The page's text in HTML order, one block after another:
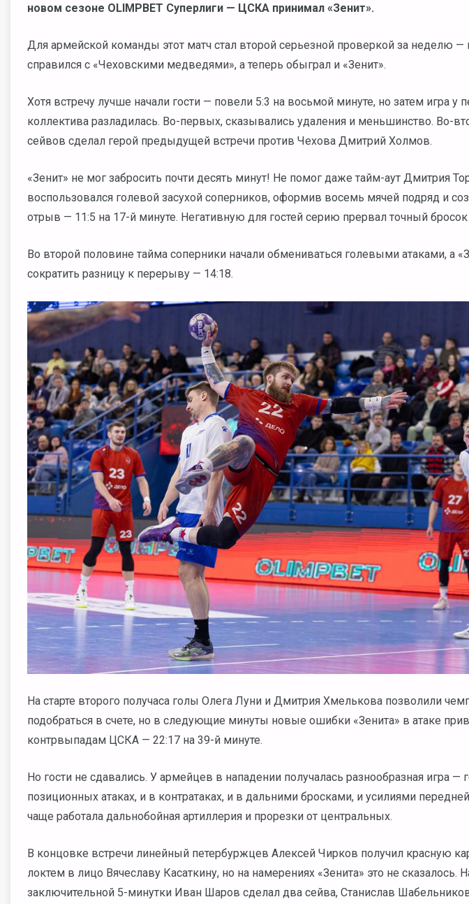
новом сезоне OLIMPBET Суперлиги — ЦСКА принимал «Зенит».
Для армейской команды этот матч стал второй серьезной проверкой за неделю
справился с «Чеховскими медведями», а теперь обыграл и «Зенит».
Хотя встречу лучше начали гости — повели 5:3 на восьмой минуте, но затем игра у
коллектива разладилась. Во-первых, сказывались удаления и меньшинство. Во-
сейвов сделал герой предыдущей встречи против Чехова Дмитрий Холмов.
«Зенит» не мог забросить почти десять минут! Не помог даже тайм-аут Дмитрия
воспользовался голевой засухой соперников, оформив восемь мячей подряд и
отрыв — 11:5 на 17-й минуте. Негативную для гостей серию прервал точный бросок
Во второй половине тайма соперники начали обмениваться голевыми атаками, а
сократить разницу к перерыву — 14:18.
На старте второго получаса голы Олега Луни и Дмитрия Хмелькова позволили
подобраться в счете, но в следующие минуты новые ошибки «Зенита» в атаке
контрвыпадам ЦСКА — 22:17 на 39-й минуте.
Но гости не сдавались. У армейцев в нападении получалась разнообразная игра
позиционных атаках, и в контратаках, и в дальними бросками, и усилиями
чаще работала дальнобойная артиллерия и прорезки от центральных.
В концовке встречи линейный петербуржцев Алексей Чирков получил красную
локтем в лицо Вячеславу Касаткину, но на намерениях «Зенита» это не сказалось.
заключительной 5-минутки Иван Шаров сделал два сейва, Станислав